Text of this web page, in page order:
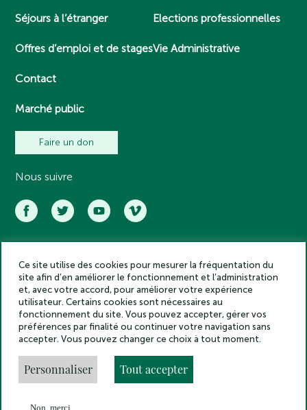
Séjours à l’étranger
Offres d’emploi et de stages
Contact
Marché public
Elections professionnelles
Vie Administrative
Faire un don
Nous suivre
Académie des inscriptions et belles lettres – Tous droits réservés
2025
Politique de confidentialité
Mentions légales
Crédits
Gestion des cookies
Made by
Ce site utilise des cookies pour mesurer la fréquentation du
site afin d’en améliorer le fonctionnement et l’administration
et, avec votre accord, pour améliorer votre expérience
utilisateur. Certains cookies sont nécessaires au
fonctionnement du site. Vous pouvez accepter, gérer vos
préférences par finalité ou continuer votre navigation sans
accepter. Vous pouvez changer ce choix à tout moment.
Personnaliser Tout accepter
Non, merci